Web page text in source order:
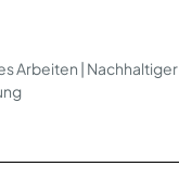
Arbeiten | Nachhaltiger